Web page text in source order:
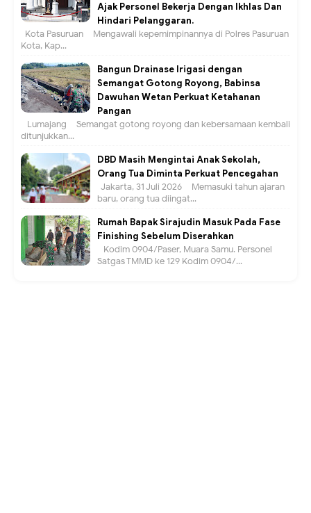
Ajak Personel Bekerja Dengan Ikhlas Dan
Hindari Pelanggaran.
Kota Pasuruan – Mengawali kepemimpinannya di Polres Pasuruan
Kota, Kap...
Bangun Drainase Irigasi dengan
Semangat Gotong Royong, Babinsa
Dawuhan Wetan Perkuat Ketahanan
Pangan
Lumajang – Semangat gotong royong dan kebersamaan kembali
ditunjukkan...
DBD Masih Mengintai Anak Sekolah,
Orang Tua Diminta Perkuat Pencegahan
Jakarta, 31 Juli 2026 – Memasuki tahun ajaran
baru, orang tua diingat...
Rumah Bapak Sirajudin Masuk Pada Fase
Finishing Sebelum Diserahkan
Kodim 0904/Paser, Muara Samu. Personel
Satgas TMMD ke 129 Kodim 0904/...